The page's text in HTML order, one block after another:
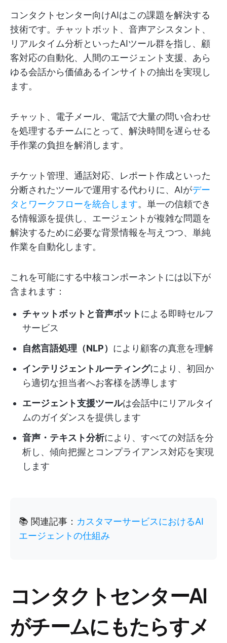
コンタクトセンター向けAIはこの課題を解決する
技術です。チャットボット、音声アシスタント、
リアルタイム分析といったAIツール群を指し、顧
客対応の自動化、人間のエージェント支援、あら
ゆる会話から価値あるインサイトの抽出を実現し
ます。
チャット、電子メール、電話で大量の問い合わせ
を処理するチームにとって、解決時間を遅らせる
手作業の負担を解消します。
チケット管理、通話対応、レポート作成といった
分断されたツールで運用する代わりに、AIがデー
タとワークフローを統合します。単一の信頼でき
る情報源を提供し、エージェントが複雑な問題を
解決するために必要な背景情報を与えつつ、単純
作業を自動化します。
これを可能にする中核コンポーネントには以下が
含まれます：
チャットボットと音声ボットによる即時セルフ
サービス
自然言語処理（NLP） により顧客の真意を理解
インテリジェントルーティングにより、初回か
ら適切な担当者へお客様を誘導します
エージェント支援ツールは会話中にリアルタイ
ムのガイダンスを提供します
音声・テキスト分析により、すべての対話を分
析し、傾向把握とコンプライアンス対応を実現
します
📚 関連記事： カスタマーサービスにおけるAI
エージェントの仕組み
コンタクトセンターAI
がチームにもたらすメ